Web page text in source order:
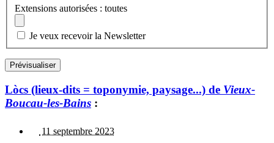
Extensions autorisées : toutes
Je veux recevoir la Newsletter
Lòcs (lieux-dits = toponymie, paysage...) de Vieux-
Boucau-les-Bains :
11 septembre 2023